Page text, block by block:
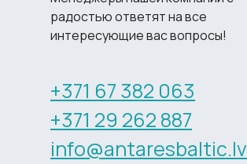
радостью ответят на все
интересующие вас вопросы!
+371 67 382 063
+371 29 262 887
info@antaresbaltic.lv